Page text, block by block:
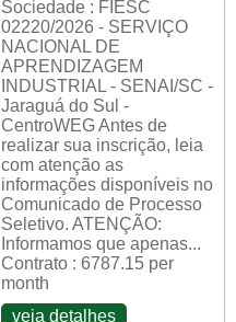
Sociedade : FIESC
02220/2026 - SERVIÇO
NACIONAL DE
APRENDIZAGEM
INDUSTRIAL - SENAI/SC -
Jaraguá do Sul -
CentroWEG Antes de
realizar sua inscrição, leia
com atenção as
informações disponíveis no
Comunicado de Processo
Seletivo. ATENÇÃO:
Informamos que apenas...
Contrato : 6787.15 per
month
veja detalhes